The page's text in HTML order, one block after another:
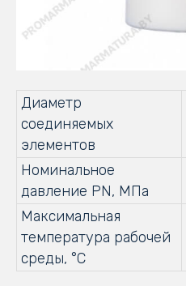
Диаметр
соединяемых
элементов
Номинальное
давление PN, МПа
Максимальная
температура рабочей
среды, °С